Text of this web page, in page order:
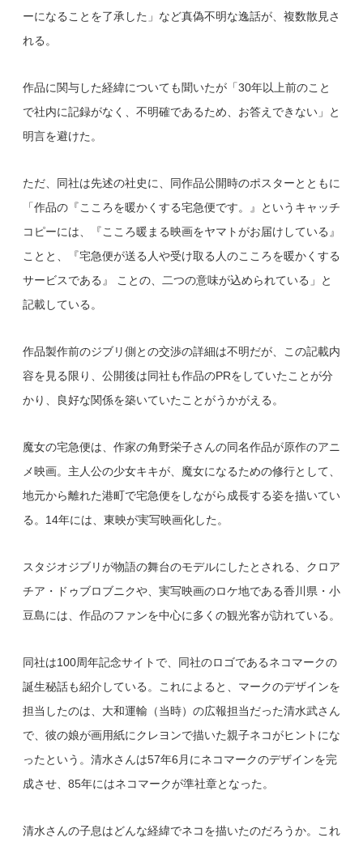
ーになることを了承した」など真偽不明な逸話が、複数散見さ
れる。
作品に関与した経緯についても聞いたが「30年以上前のこと
で社内に記録がなく、不明確であるため、お答えできない」と
明言を避けた。
ただ、同社は先述の社史に、同作品公開時のポスターとともに
「作品の『こころを暖かくする宅急便です。』というキャッチ
コピーには、『こころ暖まる映画をヤマトがお届けしている』
ことと、『宅急便が送る人や受け取る人のこころを暖かくする
サービスである』 ことの、二つの意味が込められている」と
記載している。
作品製作前のジブリ側との交渉の詳細は不明だが、この記載内
容を見る限り、公開後は同社も作品のPRをしていたことが分
かり、良好な関係を築いていたことがうかがえる。
魔女の宅急便は、作家の角野栄子さんの同名作品が原作のアニ
メ映画。主人公の少女キキが、魔女になるための修行として、
地元から離れた港町で宅急便をしながら成長する姿を描いてい
る。14年には、東映が実写映画化した。
スタジオジブリが物語の舞台のモデルにしたとされる、クロア
チア・ドゥブロブニクや、実写映画のロケ地である香川県・小
豆島には、作品のファンを中心に多くの観光客が訪れている。
同社は100周年記念サイトで、同社のロゴであるネコマークの
誕生秘話も紹介している。これによると、マークのデザインを
担当したのは、大和運輸（当時）の広報担当だった清水武さん
で、彼の娘が画用紙にクレヨンで描いた親子ネコがヒントにな
ったという。清水さんは57年6月にネコマークのデザインを完
成させ、85年にはネコマークが準社章となった。
清水さんの子息はどんな経緯でネコを描いたのだろうか。これ